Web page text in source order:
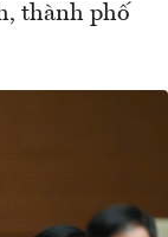
thành phố